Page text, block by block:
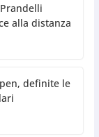
alla distanza
definite le